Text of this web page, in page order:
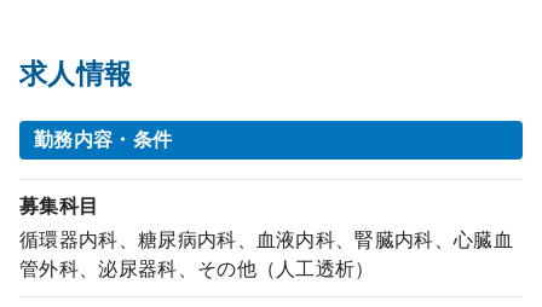
求人情報
勤務内容・条件
募集科目
循環器内科、糖尿病内科、血液内科、腎臓内科、心臓血
管外科、泌尿器科、その他（人工透析）